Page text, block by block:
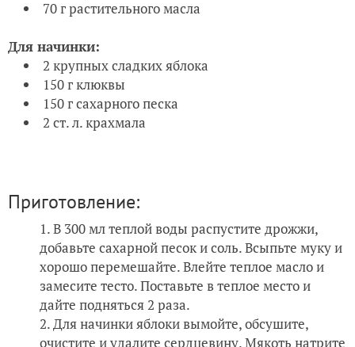
70 г растительного масла
Для начинки:
2 крупных сладких яблока
150 г клюквы
150 г сахарного песка
2 ст. л. крахмала
Приготовление:
В 300 мл теплой воды распустите дрожжи,
добавьте сахарной песок и соль. Всыпьте муку и
хорошо перемешайте. Влейте теплое масло и
замесите тесто. Поставьте в теплое место и
дайте подняться 2 раза.
Для начинки яблоки вымойте, обсушите,
очистите и удалите сердцевину. Мякоть натрите